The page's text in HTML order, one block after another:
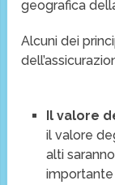
geografica
Alcuni dei
Il valore
il valore
alti